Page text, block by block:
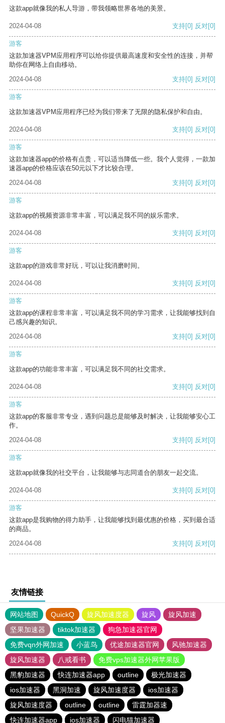
这款app就像我的私人导游，带我领略世界各地的美景。
2024-04-08 支持[0] 反对[0]
游客
这款加速器VPM应用程序可以给你提供最高速度和安全性的连接，并帮
助你在网络上自由移动。
2024-04-08
支持[0] 反对[0]
游客
这款加速器VPM应用程序已经为我们带来了无限的隐私保护和自由。
2024-04-08 支持[0] 反对[0]
游客
这款加速器app的价格有点贵，可以适当降低一些。我个人觉得，一款加
速器app的价格应该在50元以下才比较合理。
2024-04-08
支持[0] 反对[0]
游客
这款app的视频资源非常丰富，可以满足我不同的娱乐需求。
2024-04-08 支持[0] 反对[0]
游客
这款app的游戏非常好玩，可以让我消磨时间。
2024-04-08 支持[0] 反对[0]
游客
这款app的课程非常丰富，可以满足我不同的学习需求，让我能够找到自
己感兴趣的知识。
2024-04-08
支持[0] 反对[0]
游客
这款app的功能非常丰富，可以满足我不同的社交需求。
2024-04-08 支持[0] 反对[0]
游客
这款app的客服非常专业，遇到问题总是能够及时解决，让我能够安心工
作。
2024-04-08
支持[0] 反对[0]
游客
这款app就像我的社交平台，让我能够与志同道合的朋友一起交流。
2024-04-08 支持[0] 反对[0]
游客
这款app是我购物的得力助手，让我能够找到最优惠的价格，买到最合适
的商品。
2024-04-08
支持[0] 反对[0]
友情链接
网站地图 QuickQ 旋风加速度器 旋风
旋风加速
坚果加速器
tiktok加速器
狗急加速器官网
免费vqn外网加速
小蓝鸟 优途加速器官网
风驰加速器
旋风加速器
八戒看书
免费vps加速器外网苹果版
黑豹加速器
快连加速器app outline
极光加速器
ios加速器
黑洞加速 旋风加速度器
ios加速器
旋风加速度器
outline outline
雷霆加器速
快连加速器app
ios加速器 闪电猫加速器